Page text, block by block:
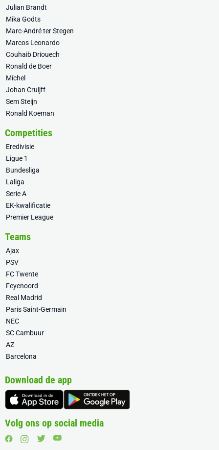
Julian Brandt
Mika Godts
Marc-André ter Stegen
Marcos Leonardo
Couhaib Driouech
Ronald de Boer
Míchel
Johan Cruijff
Sem Steijn
Ronald Koeman
Competities
Eredivisie
Ligue 1
Bundesliga
Laliga
Serie A
EK-kwalificatie
Premier League
Teams
Ajax
PSV
FC Twente
Feyenoord
Real Madrid
Paris Saint-Germain
NEC
SC Cambuur
AZ
Barcelona
Download de app
Volg ons op social media